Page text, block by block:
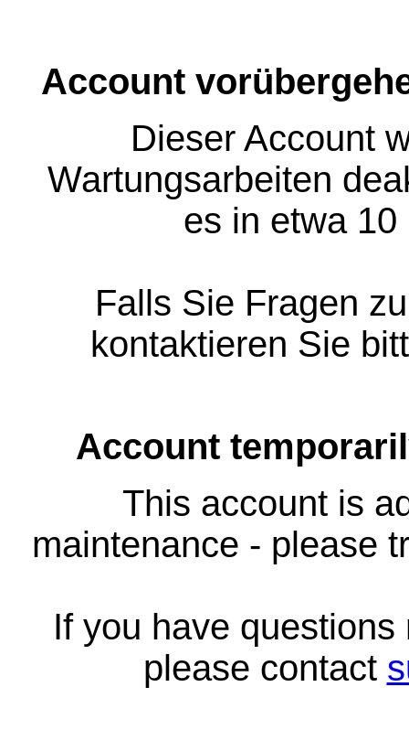
Account
Dieser Account
Wartungsarbeiten
es in etwa
Falls Sie Fragen
kontaktieren Sie
Account
This account is
maintenance - please
If you have
please contact